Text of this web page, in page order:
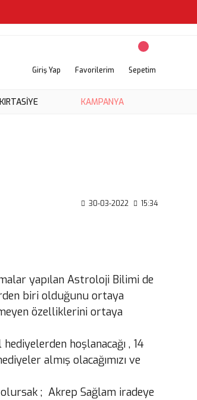
Giriş Yap Favorilerim Sepetim
KAMPANYA
30-03-2022 15:34
yapılan Astroloji Bilimi de
biri olduğunu ortaya
özelliklerini ortaya
hoşlanacağı , 14
almış olacağımızı ve
; Akrep Sağlam iradeye